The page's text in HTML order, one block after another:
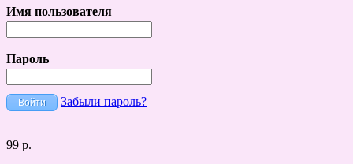
Имя пользователя
Пароль
Забыли пароль?
99 р.